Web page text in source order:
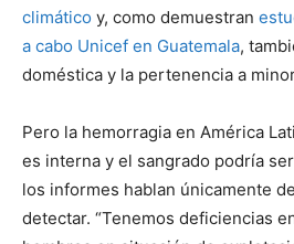
climático y, como demuestran
a cabo Unicef en Guatemala,
doméstica y la pertenencia a
Pero la hemorragia en América
es interna y el sangrado podría
los informes hablan únicamente
detectar. “Tenemos deficiencias